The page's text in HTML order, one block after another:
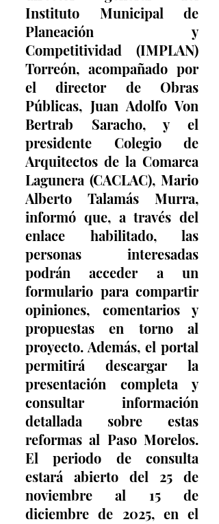
Instituto Municipal de
Planeación y
Competitividad (IMPLAN)
Torreón, acompañado por
el director de Obras
Públicas, Juan Adolfo Von
Bertrab Saracho, y el
presidente Colegio de
Arquitectos de la Comarca
Lagunera (CACLAC), Mario
Alberto Talamás Murra,
informó que, a través del
enlace habilitado, las
personas interesadas
podrán acceder a un
formulario para compartir
opiniones, comentarios y
propuestas en torno al
proyecto. Además, el portal
permitirá descargar la
presentación completa y
consultar información
detallada sobre estas
reformas al Paso Morelos.
El periodo de consulta
estará abierto del 25 de
noviembre al 15 de
diciembre de 2025, en el